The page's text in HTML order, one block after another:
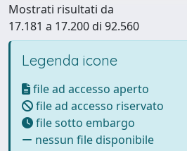
Mostrati risultati da
17.181 a 17.200 di 92.560
Legenda icone
file ad accesso aperto
file ad accesso riservato
file sotto embargo
nessun file disponibile